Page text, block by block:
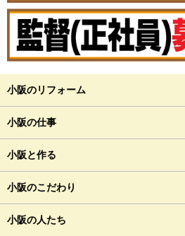
小阪のリフォーム
小阪の仕事
小阪と作る
小阪のこだわり
小阪の人たち